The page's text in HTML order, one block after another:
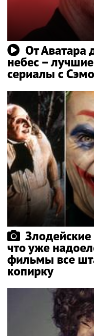
От Аватара
небес –
сериалы с
что уже
фильмы все
копирку